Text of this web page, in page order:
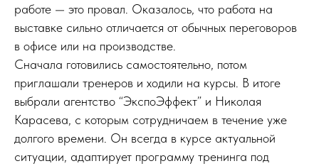
работе — это провал. Оказалось, что работа на
выставке сильно отличается от обычных переговоров
в офисе или на производстве.
Сначала готовились самостоятельно, потом
приглашали тренеров и ходили на курсы. В итоге
выбрали агентство “ЭкспоЭффект” и Николая
Карасева, с которым сотрудничаем в течение уже
долгого времени. Он всегда в курсе актуальной
ситуации, адаптирует программу тренинга под